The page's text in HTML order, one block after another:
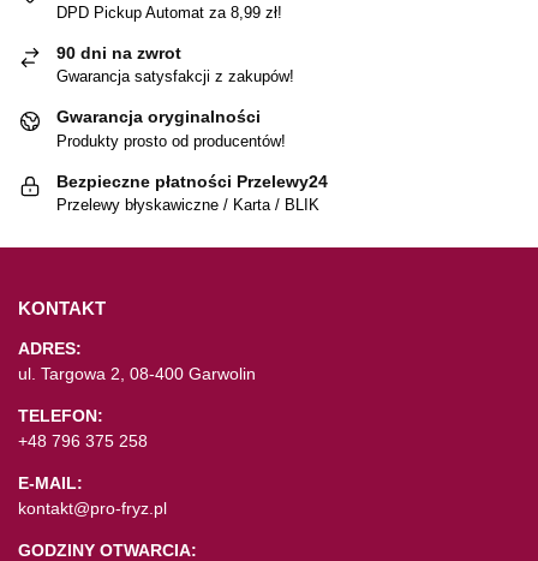
DPD Pickup Automat za 8,99 zł!
90 dni na zwrot
Gwarancja satysfakcji z zakupów!
Gwarancja oryginalności
Produkty prosto od producentów!
Bezpieczne płatności Przelewy24
Przelewy błyskawiczne / Karta / BLIK
KONTAKT
ADRES:
ul. Targowa 2, 08-400 Garwolin
TELEFON:
+48 796 375 258
E-MAIL:
kontakt@pro-fryz.pl
GODZINY OTWARCIA: